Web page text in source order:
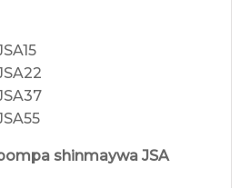
shinmaywa JSA